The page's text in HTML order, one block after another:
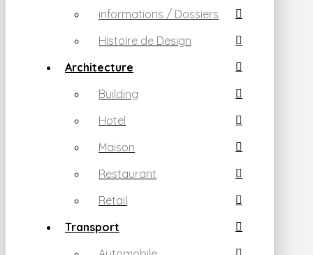
informations / Dossiers
Histoire de Design
Architecture
Building
Hotel
Maison
Restaurant
Retail
Transport